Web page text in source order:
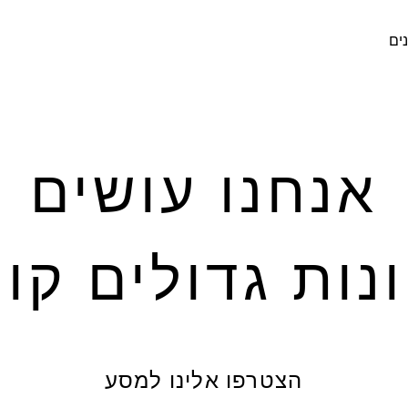
אנחנו עושים
גדולים
הצטרפו אלינו למסע